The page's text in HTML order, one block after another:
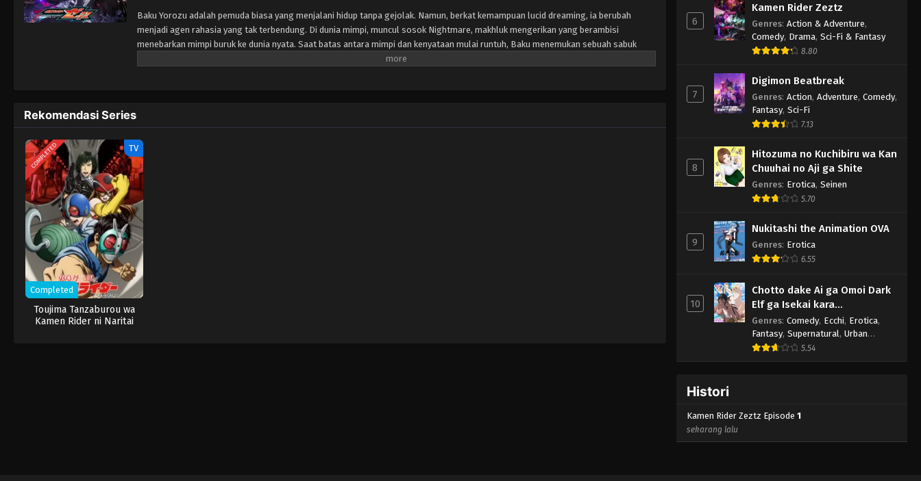
Baku Yorozu adalah pemuda biasa yang menjalani hidup tanpa gejolak. Namun, berkat kemampuan lucid dreaming, ia berubah
menjadi agen rahasia yang tak terbendung. Di dunia mimpi, muncul sosok Nightmare, makhluk mengerikan yang berambisi
menebarkan mimpi buruk ke dunia nyata. Saat batas antara mimpi dan kenyataan mulai runtuh, Baku menemukan sebuah sabuk
misterius yang mengubahnya menjadi Kamen Rider ZEZTZ! Wujudkan mimpimu. Semoga berhasil!
Rekomendasi Series
COMPLETED TV
Completed
Toujima Tanzaburou wa
Kamen Rider ni Naritai
6
Kamen Rider Zeztz
Genres: Action & Adventure,
Comedy, Drama, Sci-Fi & Fantasy
8.80
7
Digimon Beatbreak
Genres: Action, Adventure, Comedy,
Fantasy, Sci-Fi
7.13
8
Hitozuma no Kuchibiru wa Kan
Chuuhai no Aji ga Shite
Genres: Erotica, Seinen
5.70
9
Nukitashi the Animation OVA
Genres: Erotica
6.55
10
Chotto dake Ai ga Omoi Dark
Elf ga Isekai kara
Oikaketekita
Genres: Comedy, Ecchi, Erotica,
Fantasy, Supernatural , Urban
Fantasy
5.54
Histori
Kamen Rider Zeztz Episode 1
sekarang lalu